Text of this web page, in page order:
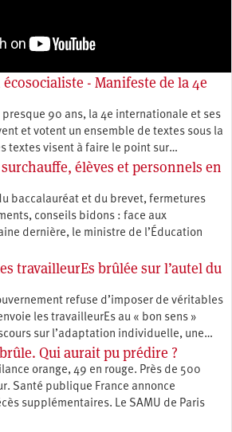
- Manifeste de la 4e
presque 90 ans, la 4e internationale et ses
et votent un ensemble de textes sous la
textes visent à faire le point sur…
élèves et personnels en
baccalauréat et du brevet, fermetures
conseils bidons : face aux
dernière, le ministre de l’Éducation
travailleurEs brûlée sur l’autel du
refuse d’imposer de véritables
les travailleurEs au « bon sens »
sur l’adaptation individuelle, une…
Qui aurait pu prédire ?
orange, 49 en rouge. Près de 500
Santé publique France annonce
supplémentaires. Le SAMU de Paris